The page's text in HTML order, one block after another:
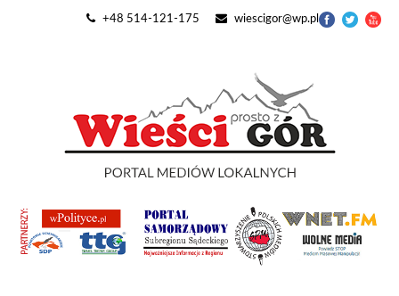
+48 514-121-175 wiescigor@wp.pl